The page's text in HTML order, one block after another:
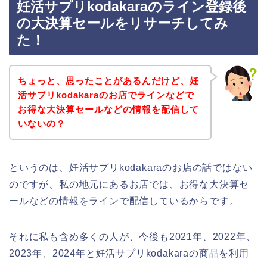
妊活サプリkodakaraのライン登録後
の大決算セールをリサーチしてみ
た！
ちょっと、思ったことがあるんだけど、妊
活サプリkodakaraのお店でラインなどで
お得な大決算セールなどの情報を配信して
いないの？
というのは、妊活サプリkodakaraのお店の話ではない
のですが、私の地元にあるお店では、お得な大決算セ
ールなどの情報をラインで配信しているからです。
それに私も含め多くの人が、今後も2021年、2022年、
2023年、2024年と妊活サプリkodakaraの商品を利用